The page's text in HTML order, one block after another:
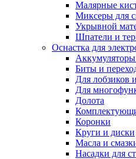
Малярные
Миксеры для
Укрывной
Шпатели и
Оснастка для
Аккумуляторы
Биты и
Для лобзиков
Для
Долота
Коронки
Круги и диски
Масла и
Насадки для